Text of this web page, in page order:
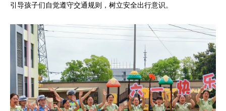
引导孩子们自觉遵守交通规则，树立安全出行意识。